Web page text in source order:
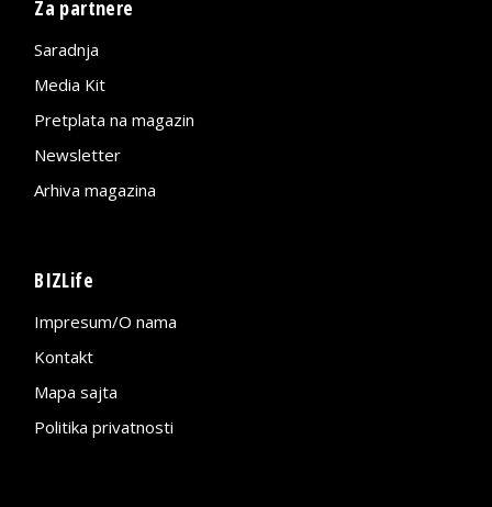
Za partnere
Saradnja
Media Kit
Pretplata na magazin
Newsletter
Arhiva magazina
BIZLife
Impresum/O nama
Kontakt
Mapa sajta
Politika privatnosti